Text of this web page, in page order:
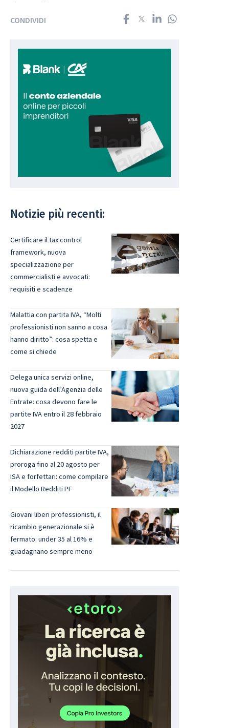
CONDIVIDI
Notizie più recenti:
Certificare il tax control
framework, nuova
specializzazione per
commercialisti e avvocati:
requisiti e scadenze
Malattia con partita IVA, “Molti
professionisti non sanno a cosa
hanno diritto”: cosa spetta e
come si chiede
Delega unica servizi online,
nuova guida dell’Agenzia delle
Entrate: cosa devono fare le
partite IVA entro il 28 febbraio
2027
Dichiarazione redditi partite IVA,
proroga fino al 20 agosto per
ISA e forfettari: come compilare
il Modello Redditi PF
Giovani liberi professionisti, il
ricambio generazionale si è
fermato: under 35 al 16% e
guadagnano sempre meno